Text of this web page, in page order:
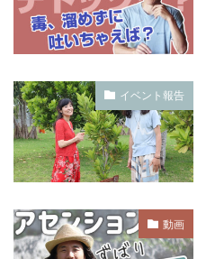
イベント報告
動画